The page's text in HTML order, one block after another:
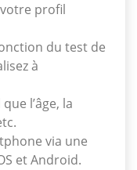
profil
du test de
à
l’âge, la
via une
et Android.